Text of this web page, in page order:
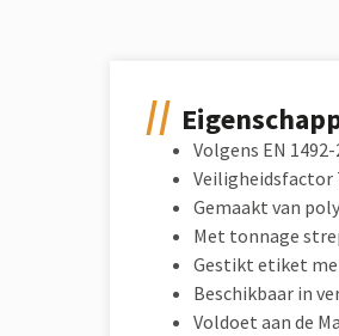
Volgens EN 1492-
Veiligheidsfactor
Gemaakt van
Met tonnage
Gestikt etiket
Beschikbaar in
Voldoet aan de